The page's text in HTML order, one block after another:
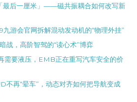
最后一厘米」——磁共振耦合如何改写新
游会官网拆解混动发动机的“物理外挂”
战，高阶智驾的“读心术”博弈
需要液压，EMB正在重写汽车安全的价
不再“晕车”，动态对齐如何把导航变成